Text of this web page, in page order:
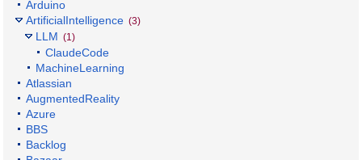
Arduino
ArtificialIntelligence (3)
LLM (1)
ClaudeCode
MachineLearning
Atlassian
AugmentedReality
Azure
BBS
Backlog